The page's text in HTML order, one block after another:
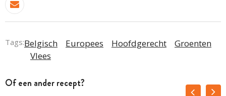
Tags:Belgisch Europees Hoofdgerecht
Groenten
Vlees
Of een ander recept?